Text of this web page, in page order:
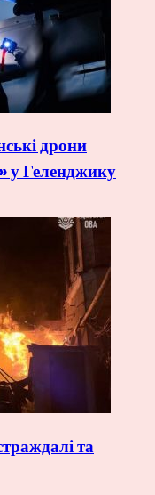
дрони
Геленджику
та